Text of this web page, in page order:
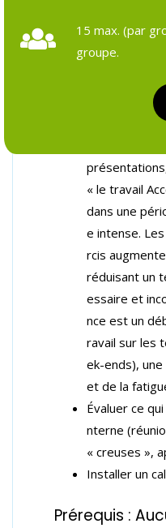
15 max. (par
groupe.
Redéfinir la
de
« le travail
dans une
e intense.
rcis
réduisant un
essaire et
nce est un
ravail sur les
ek-ends),
et de la
Évaluer ce
nterne
« creuses »,
Installer un
Prérequis :